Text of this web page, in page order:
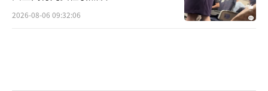
2026-08-06 09:32:06